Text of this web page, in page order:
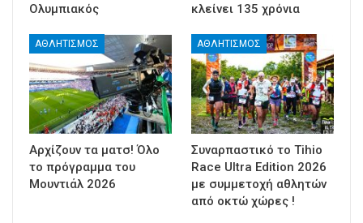
Ολυμπιακός
κλείνει 135 χρόνια
ΑΘΛΗΤΙΣΜΟΣ
Αρχίζουν τα ματσ! Όλο
το πρόγραμμα του
Μουντιάλ 2026
ΑΘΛΗΤΙΣΜΟΣ
Συναρπαστικό το Tihio
Race Ultra Edition 2026
με συμμετοχή αθλητών
από οκτώ χώρες !